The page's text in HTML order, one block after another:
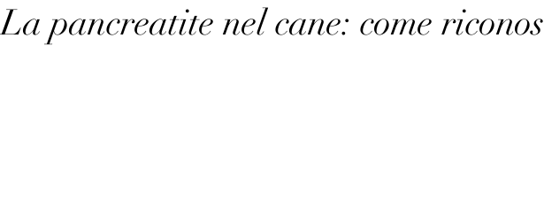
La pancreatite nel cane: come